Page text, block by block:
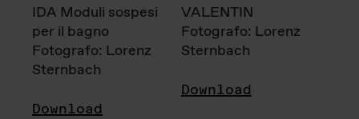
IDA Moduli sospesi
per il bagno
Fotografo: Lorenz
Sternbach
Download
VALENTIN
Fotografo: Lorenz
Sternbach
Download